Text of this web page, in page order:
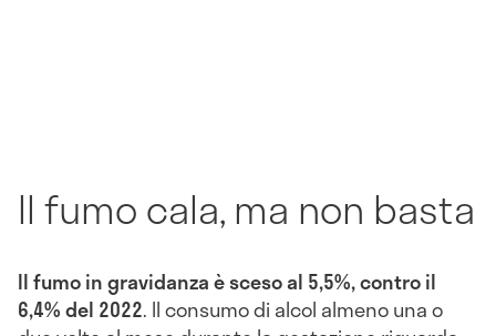
Il fumo cala, ma non basta
Il fumo in gravidanza è sceso al 5,5%, contro il
6,4% del 2022. Il consumo di alcol almeno una o